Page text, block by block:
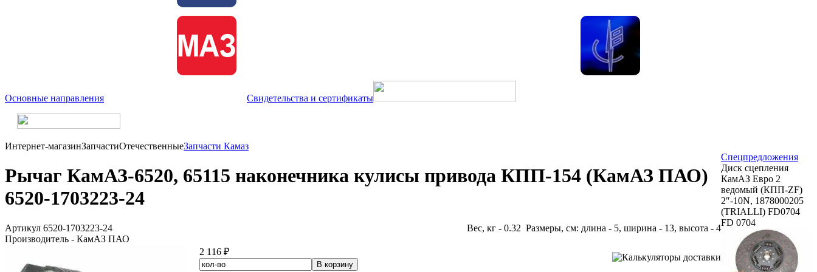
Основные направления Свидетельства и сертификаты
Интернет-магазинЗапчастиОтечественныеЗапчасти Камаз
Рычаг КамАЗ-6520, 65115 наконечника кулисы привода КПП-154 (КамАЗ ПАО)
6520-1703223-24
Артикул 6520-1703223-24
Производитель - КамАЗ ПАО
Вес, кг - 0.32 Размеры, см: длина - 5, ширина - 13, высота - 4
2 116 ₽
Спецпредложения
Диск сцепления
КамАЗ Евро 2
ведомый (КПП-ZF)
2″-10N, 1878000205
(TRIALLI) FD0704
FD 0704